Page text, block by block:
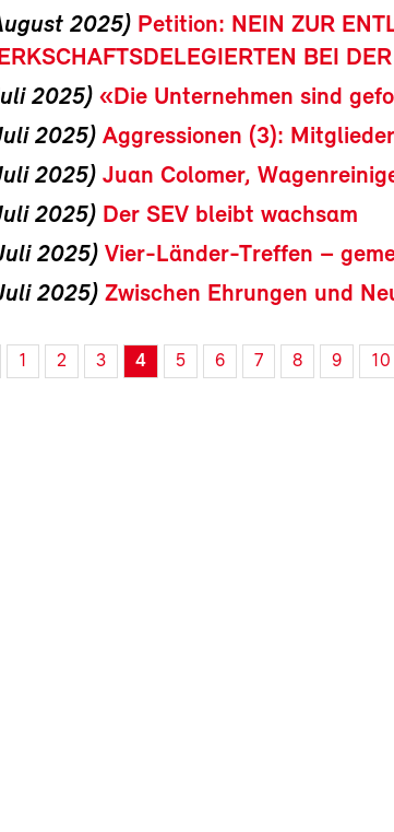
2025) Petition: NEIN ZUR
BEI
2025) «Die Unternehmen sind
2025) Aggressionen (3):
2025) Juan Colomer,
2025) Der SEV bleibt wachsam
2025) Vier-Länder-Treffen –
2025) Zwischen Ehrungen und
1 2 3 4 5 6 7 8 9 10